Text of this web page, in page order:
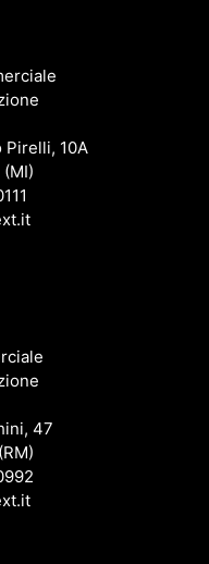
Pirelli, 10A
47